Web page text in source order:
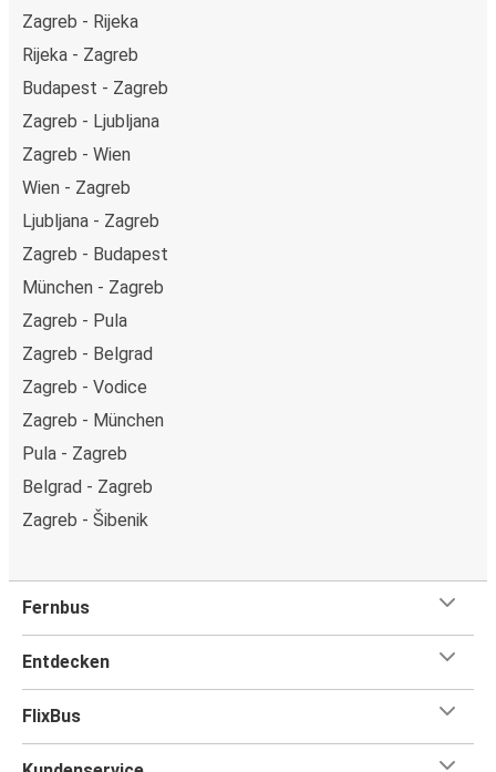
Zagreb - Rijeka
Rijeka - Zagreb
Budapest - Zagreb
Zagreb - Ljubljana
Zagreb - Wien
Wien - Zagreb
Ljubljana - Zagreb
Zagreb - Budapest
München - Zagreb
Zagreb - Pula
Zagreb - Belgrad
Zagreb - Vodice
Zagreb - München
Pula - Zagreb
Belgrad - Zagreb
Zagreb - Šibenik
Fernbus
Entdecken
FlixBus